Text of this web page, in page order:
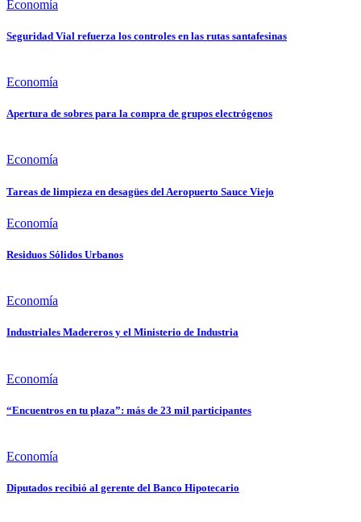
Economía
Seguridad Vial refuerza los controles en las rutas santafesinas
Economía
Apertura de sobres para la compra de grupos electrógenos
Economía
Tareas de limpieza en desagües del Aeropuerto Sauce Viejo
Economía
Residuos Sólidos Urbanos
Economía
Industriales Madereros y el Ministerio de Industria
Economía
“Encuentros en tu plaza”: más de 23 mil participantes
Economía
Diputados recibió al gerente del Banco Hipotecario